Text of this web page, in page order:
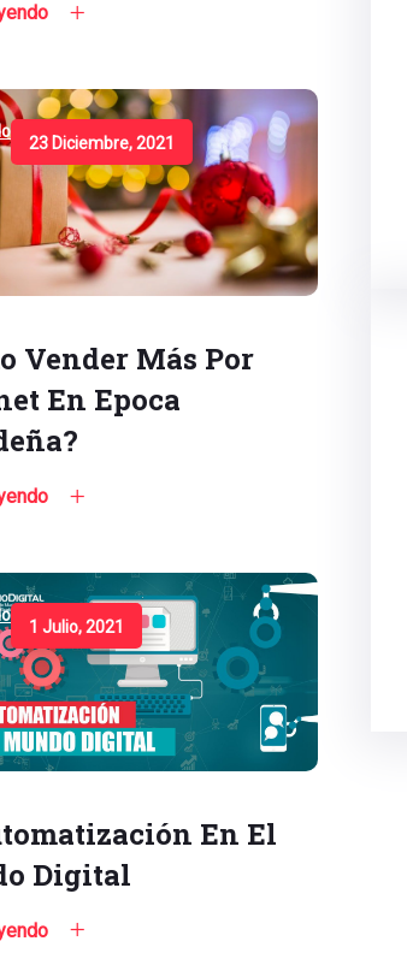
23 Diciembre, 2021
Vender Más Por
En Epoca
1 Julio, 2021
En El
Digital